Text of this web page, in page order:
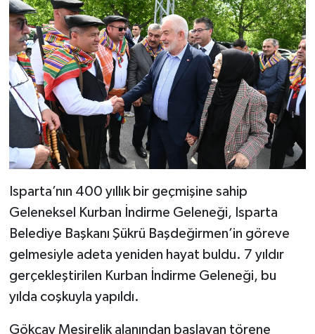
Isparta’nın 400 yıllık bir geçmişine sahip
Geleneksel Kurban İndirme Geleneği, Isparta
Belediye Başkanı Şükrü Başdeğirmen’in göreve
gelmesiyle adeta yeniden hayat buldu. 7 yıldır
gerçekleştirilen Kurban İndirme Geleneği, bu
yılda coşkuyla yapıldı.
Gökçay Mesirelik alanından başlayan törene
Türkiye
Yerel
İletişim
Künye